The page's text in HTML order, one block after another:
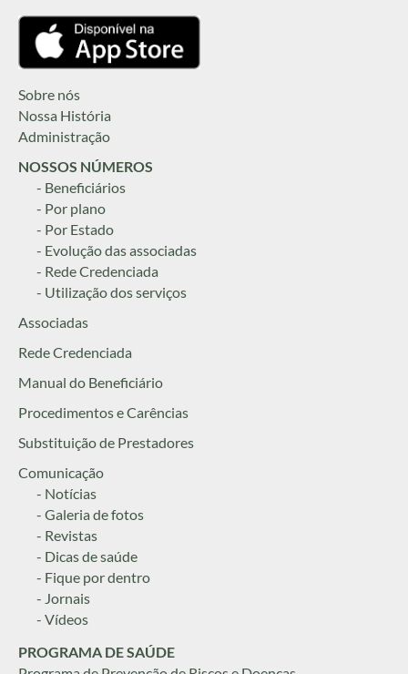
Sobre nós
Nossa História
Administração
NOSSOS NÚMEROS
- Beneficiários
- Por plano
- Por Estado
- Evolução das associadas
- Rede Credenciada
- Utilização dos serviços
Associadas
Rede Credenciada
Manual do Beneficiário
Procedimentos e Carências
Substituição de Prestadores
Comunicação
- Notícias
- Galeria de fotos
- Revistas
- Dicas de saúde
- Fique por dentro
- Jornais
- Vídeos
PROGRAMA DE SAÚDE